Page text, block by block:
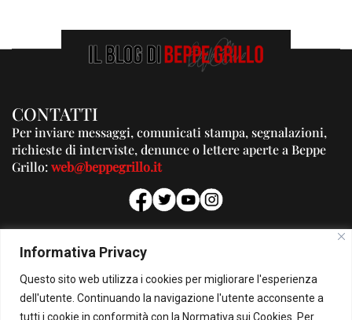
Informativa Privacy
Questo sito web utilizza i cookies per migliorare l'esperienza
dell'utente. Continuando la navigazione l'utente acconsente a
tutti i cookie in conformità con la Normativa sui Cookies. Per
CONTATTI
Per inviare messaggi, comunicati stampa, segnalazioni,
richieste di interviste, denunce o lettere aperte a Beppe
Grillo:web@beppegrillo.it
PUBBLICITA'
Per la tua pubblicità su questo Blog:
pubblicita@beppegrillo.it